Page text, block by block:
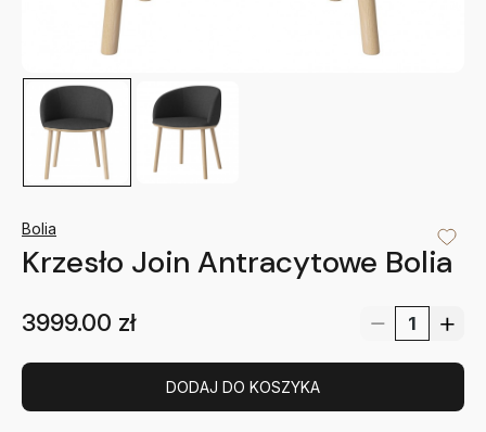
Bolia
Krzesło Join Antracytowe Bolia
3999.00 zł
DODAJ DO KOSZYKA